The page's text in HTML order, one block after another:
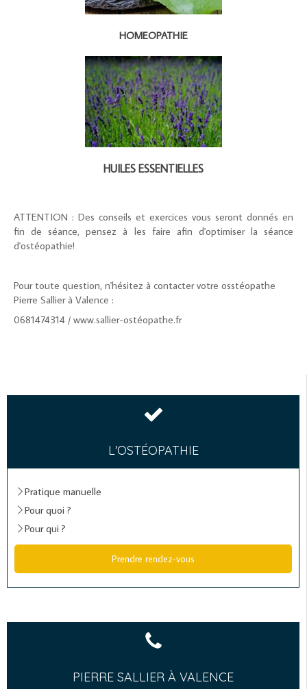
HOMEOPATHIE
HUILES ESSENTIELLES
ATTENTION : Des conseils et exercices vous seront donnés en
fin de séance, pensez à les faire afin d'optimiser la séance
d'ostéopathie!
Pour toute question, n'hésitez à contacter votre osstéopathe
Pierre Sallier à Valence :
0681474314 / www.sallier-ostéopathe.fr
L'OSTÉOPATHIE
Pratique manuelle
Pour quoi ?
Pour qui ?
Prendre rendez-vous
PIERRE SALLIER À VALENCE